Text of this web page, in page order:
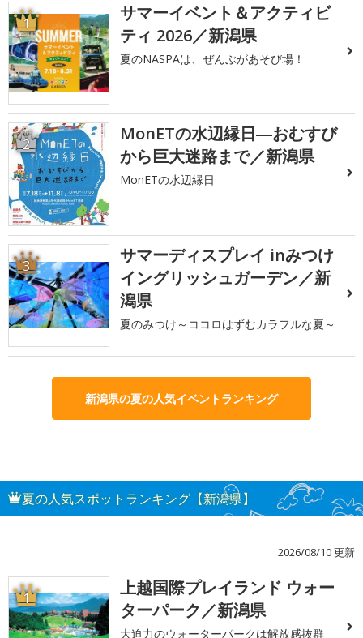
1
サマーイベント＆アクティビ
ティ 2026／新潟県
夏のNASPAは、ぜんぶがあそび場！
2
MonETの水辺縁日―おむすび
から巨大迷路まで／新潟県
MonETの水辺縁日
3
サマーディスプレイ inみつけ
イングリッシュガーデン／新
潟県
夏のみつけ～ココロはずむカラフルな夏～
新潟県の夏の人気イベントランキング
夏の人気スポットランキング【新潟県】
2026/08/10 更新
1
上越国際プレイランド ウォー
ターパーク／新潟県
大迫力のウォーターパークは解放感抜群